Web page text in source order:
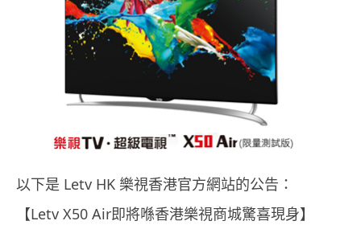
以下是 Letv HK 樂視香港官方網站的公告：
【Letv X50 Air即將喺香港樂視商城驚喜現身】